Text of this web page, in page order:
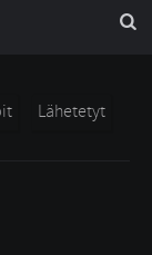
Lähetetyt